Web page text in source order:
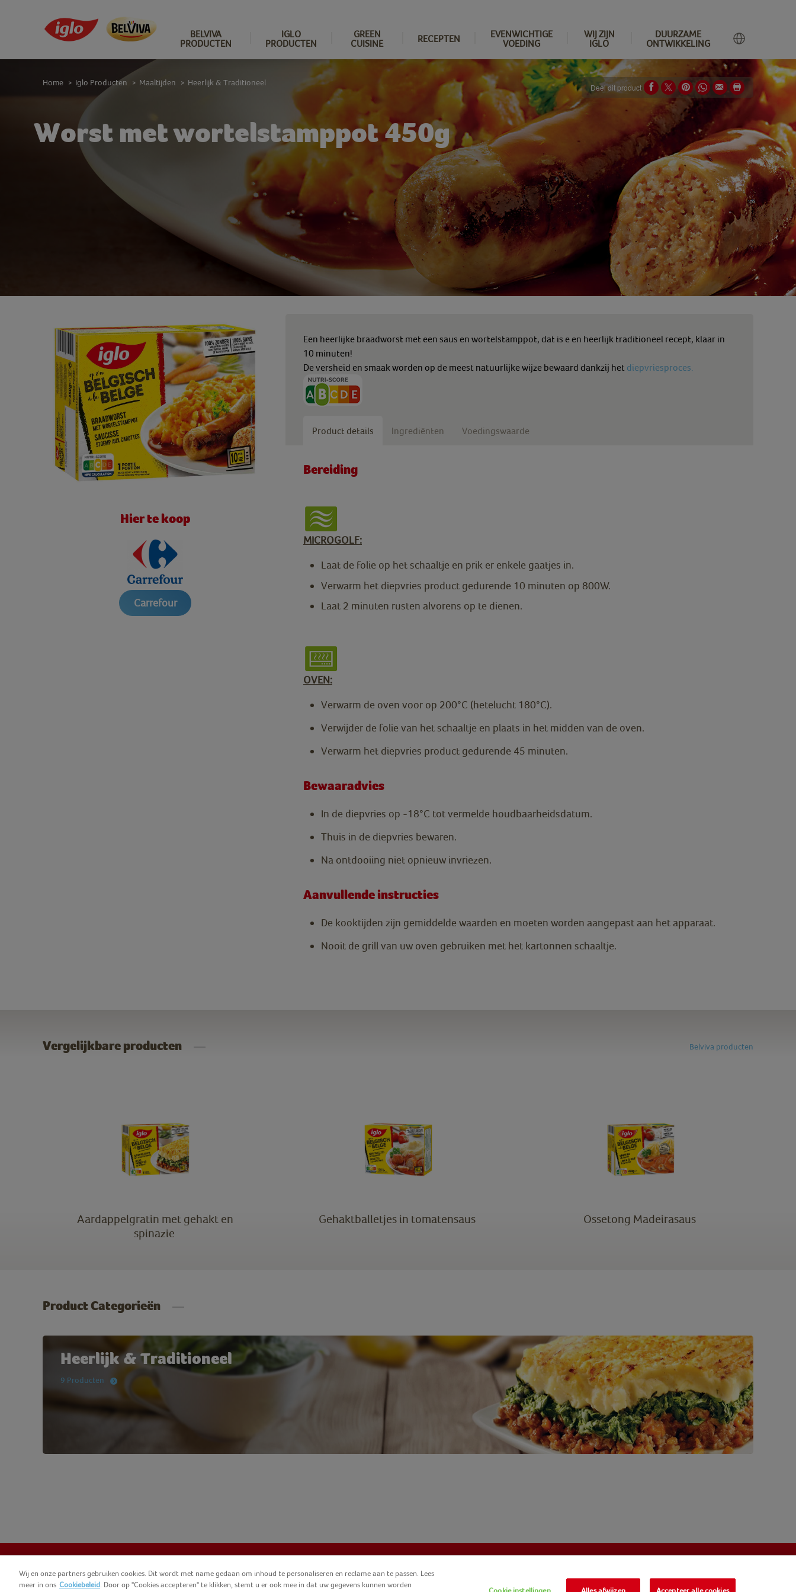
BELVIVA
PRODUCTEN
IGLO
PRODUCTEN
GREEN
CUISINE
RECEPTEN
EVENWICHTIGE
VOEDING
WIJ ZIJN
IGLO
DUURZAME
ONTWIKKELING
Worst met wortelstamppot 450g
Home > Iglo Producten > Maaltijden > Heerlijk & Traditioneel Deel dit product
Hier te koop
Carrefour
Een heerlijke braadworst met een saus en wortelstamppot, dat is een heerlijk traditioneel recept, klaar in
10 minuten!
De versheid en smaak worden op de meest natuurlijke wijze bewaard dankzij het diepvriesproces.
Product details Ingrediënten Voedingswaarde
Bereiding
MICROGOLF:
Laat de folie op het schaaltje en prik er enkele gaatjes in.
Verwarm het diepvries product gedurende 10 minuten op 800W.
Laat 2 minuten rusten alvorens op te dienen.
OVEN:
Verwarm de oven voor op 200°C (hetelucht 180°C).
Verwijder de folie van het schaaltje en plaats in het midden van de oven.
Verwarm het diepvries product gedurende 45 minuten.
Bewaaradvies
In de diepvries op -18°C tot vermelde houdbaarheidsdatum.
Thuis in de diepvries bewaren.
Na ontdooiing niet opnieuw invriezen.
Aanvullende instructies
De kooktijden zijn gemiddelde waarden en moeten worden aangepast aan het apparaat.
Nooit de grill van uw oven gebruiken met het kartonnen schaaltje.
Vergelijkbare producten Belviva producten
Aardappelgratin met gehakt en
spinazie
Gehaktballetjes in tomatensaus Ossetong Madeirasaus
Product Categorieën
Heerlijk & Traditioneel
9 Producten
Wij en onze partners gebruiken cookies. Dit wordt met name gedaan om inhoud te personaliseren en reclame aan te passen. Lees
meer in ons Cookiebeleid. Door op "Cookies accepteren" te klikken, stemt u er ook mee in dat uw gegevens kunnen worden
Cookie instellingen Alles afwijzen Accepteer alle cookies